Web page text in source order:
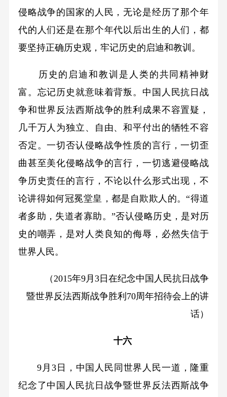
侵略战争的国家的人民，无论是经历了那个年
代的人们还是在那个年代以后出生的人们，都
要坚持正确历史观，牢记历史的启迪和教训。
历史的启迪和教训是人类的共同精神财
富。忘记历史就意味着背叛。中国人民抗日战
争和世界反法西斯战争的胜利成果不容置疑，
几千万人为独立、自由、和平付出的牺牲不容
否定。一切否认侵略战争性质的言行，一切歪
曲甚至美化侵略战争的言行，一切逃避侵略战
争历史责任的言行，不论以什么形式出现，不
论讲得如何冠冕堂皇，都是自欺欺人的。“得道
者多助，失道者寡助。”否认侵略历史，是对历
史的嘲弄，是对人类良知的侮辱，必然失信于
世界人民。
（2015年9月3日在纪念中国人民抗日战争
暨世界反法西斯战争胜利70周年招待会上的讲
话）
十六
9月3日，中国人民同世界人民一道，隆重
纪念了中国人民抗日战争暨世界反法西斯战争